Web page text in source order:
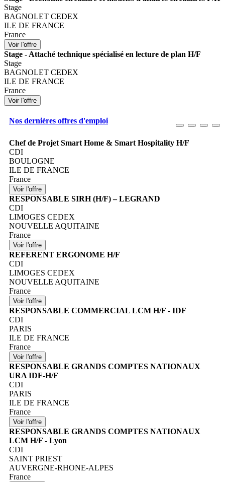
Stage
BAGNOLET CEDEX
ILE DE FRANCE
France
Stage - Attaché technique spécialisé en lecture de plan H/F
Stage
BAGNOLET CEDEX
ILE DE FRANCE
France
Nos dernières offres d'emploi
Chef de Projet Smart Home & Smart Hospitality H/F
CDI
BOULOGNE
ILE DE FRANCE
France
RESPONSABLE SIRH (H/F) – LEGRAND
CDI
LIMOGES CEDEX
NOUVELLE AQUITAINE
France
REFERENT ERGONOME H/F
CDI
LIMOGES CEDEX
NOUVELLE AQUITAINE
France
RESPONSABLE COMMERCIAL LCM H/F - IDF
CDI
PARIS
ILE DE FRANCE
France
RESPONSABLE GRANDS COMPTES NATIONAUX
URA IDF-H/F
CDI
PARIS
ILE DE FRANCE
France
RESPONSABLE GRANDS COMPTES NATIONAUX
LCM H/F - Lyon
CDI
SAINT PRIEST
AUVERGNE-RHONE-ALPES
France